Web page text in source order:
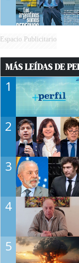
Espacio Publicitario
MÁS LEÍDAS DE
1
2
3
4
5